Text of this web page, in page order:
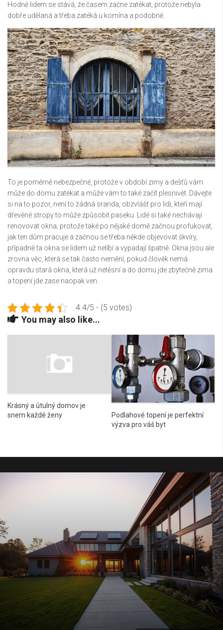
Hodně lidem se stává, že časem začne zatékat, protože nebyla
dobře udělaná a třeba zatéká u komína a podobně.
To je poměrně nebezpečné, protože v období zimy a dešťů vám
může do domu zatékat a může vám to také začít plesnivět. Dávejte
si na to pozor, není to žádná sranda, obzvlášť pro lidi, kteří mají
dřevěné stropy to může způsobit paseku. Lidé si také nechávají
renovovat okna, protože také po nějaké domě začnou profukovat,
jak ten dům pracuje a začnou se třeba někde objevovat škvíry,
případně ta okna se lidem už nelíbí a vypadají špatně. Okna jsou ale
zrovna věc, která se tak často nemění, pokud člověk nemá
opravdu stará okna, která už netěsní a do domu jde zbytečně zima
a topení jde zase naopak ven.
4.4/5 - (5 votes)
You may also like...
Krásný a útulný domov je
snem každé ženy
Podlahové topení je perfektní
výzva pro váš byt